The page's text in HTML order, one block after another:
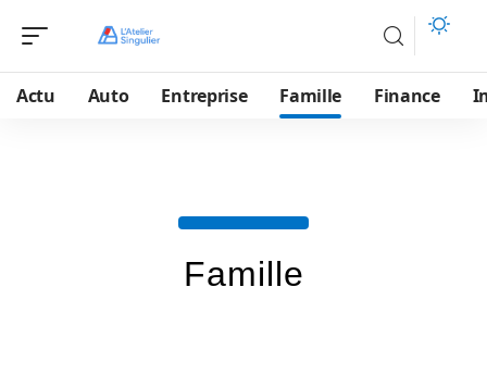
Actu Auto Entreprise Famille Finance
Famille